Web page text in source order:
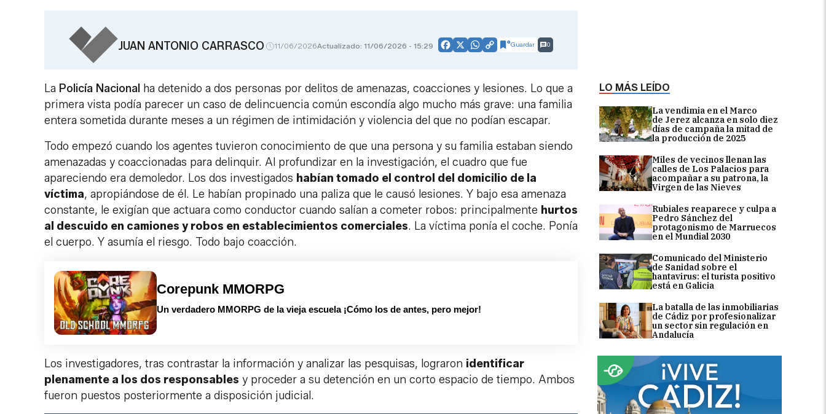
LO MÁS LEÍDO
La vendimia en el Marco
de Jerez alcanza en solo diez
días de campaña la mitad de
la producción de 2025
Miles de vecinos llenan las
calles de Los Palacios para
acompañar a su patrona, la
Virgen de las Nieves
Rubiales reaparece y culpa a
Pedro Sánchez del
protagonismo de Marruecos
en el Mundial 2030
Comunicado del Ministerio
de Sanidad sobre el
hantavirus: el turista positivo
está en Galicia
La batalla de las inmobiliarias
de Cádiz por profesionalizar
un sector sin regulación en
Andalucía
JUAN ANTONIO CARRASCO 11/06/2026Actualizado: 11/06/2026 - 15:29 Facebook
X WhatsApp
CopyGuardar 0
La Policía Nacional ha detenido a dos personas por delitos de amenazas, coacciones y lesiones. Lo que a
primera vista podía parecer un caso de delincuencia común escondía algo mucho más grave: una familia
entera sometida durante meses a un régimen de intimidación y violencia del que no podían escapar.
Todo empezó cuando los agentes tuvieron conocimiento de que una persona y su familia estaban siendo
amenazadas y coaccionadas para delinquir. Al profundizar en la investigación, el cuadro que fue
apareciendo era demoledor. Los dos investigados habían tomado el control del domicilio de la
víctima, apropiándose de él. Le habían propinado una paliza que le causó lesiones. Y bajo esa amenaza
constante, le exigían que actuara como conductor cuando salían a cometer robos: principalmente hurtos
al descuido en camiones y robos en establecimientos comerciales. La víctima ponía el coche. Ponía
el cuerpo. Y asumía el riesgo. Todo bajo coacción.
Corepunk MMORPG
Un verdadero MMORPG de la vieja escuela ¡Cómo los de antes, pero mejor!
Los investigadores, tras contrastar la información y analizar las pesquisas, lograron identificar
plenamente a los dos responsables y proceder a su detención en un corto espacio de tiempo. Ambos
fueron puestos posteriormente a disposición judicial.